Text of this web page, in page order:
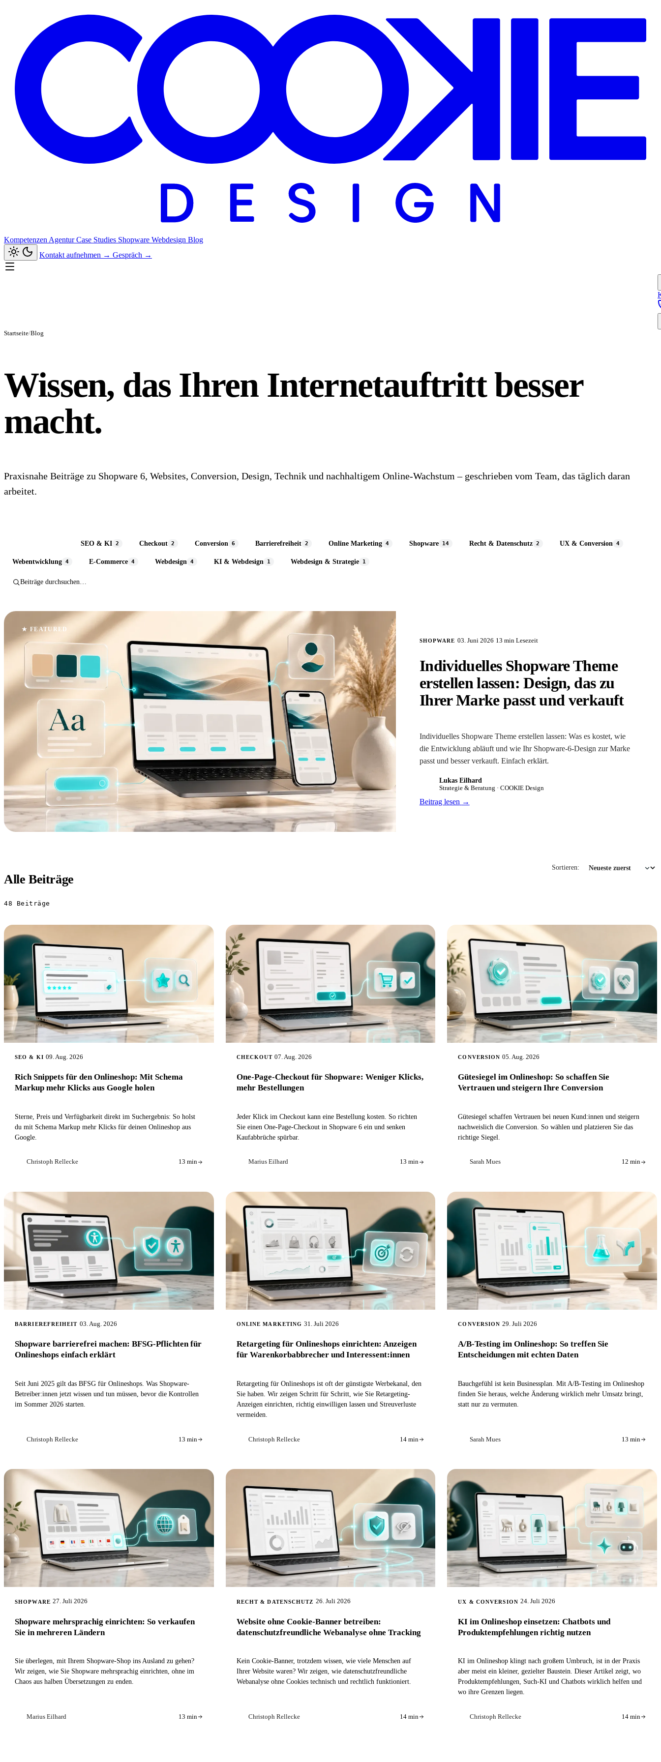
Kompetenzen AgenturCase Studies Shopware Webdesign Blog
Kontakt aufnehmen → Gespräch →
Startseite/Blog
Wissen, das Ihren Internetauftrittbesser
macht.
Praxisnahe Beiträge zu Shopware 6, Websites, Conversion, Design, Technik und nachhaltigem Online-Wachstum – geschrieben vom Team, das täglich daran
arbeitet.
SEO & KI 2 Checkout 2 Conversion 6 Barrierefreiheit 2 Online Marketing 4 Shopware 14 Recht & Datenschutz 2 UX & Conversion 4
Webentwicklung 4 E-Commerce 4 Webdesign 4 KI & Webdesign 1 Webdesign & Strategie 1
★ FEATURED
SHOPWARE 03. Juni 2026 13 min Lesezeit
Individuelles Shopware Theme
erstellen lassen: Design, das zu
Ihrer Marke passt und verkauft
Individuelles Shopware Theme erstellen lassen: Was es kostet, wie
die Entwicklung abläuft und wie Ihr Shopware-6-Design zur Marke
passt und besser verkauft. Einfach erklärt.
Lukas Eilhard
Strategie & Beratung · COOKIE Design
Beitrag lesen →
Alle Beiträge
48 Beiträge
Sortieren:
SEO & KI 09. Aug. 2026
Rich Snippets für den Onlineshop: Mit Schema
Markup mehr Klicks aus Google holen
Sterne, Preis und Verfügbarkeit direkt im Suchergebnis: So holst
du mit Schema Markup mehr Klicks für deinen Onlineshop aus
Google.
Christoph Rellecke 13 min
CHECKOUT 07. Aug. 2026
One-Page-Checkout für Shopware: Weniger Klicks,
mehr Bestellungen
Jeder Klick im Checkout kann eine Bestellung kosten. So richten
Sie einen One-Page-Checkout in Shopware 6 ein und senken
Kaufabbrüche spürbar.
Marius Eilhard 13 min
CONVERSION 05. Aug. 2026
Gütesiegel im Onlineshop: So schaffen Sie
Vertrauen und steigern Ihre Conversion
Gütesiegel schaffen Vertrauen bei neuen Kund:innen und steigern
nachweislich die Conversion. So wählen und platzieren Sie das
richtige Siegel.
Sarah Mues 12 min
BARRIEREFREIHEIT 03. Aug. 2026
Shopware barrierefrei machen: BFSG-Pflichten für
Onlineshops einfach erklärt
Seit Juni 2025 gilt das BFSG für Onlineshops. Was Shopware-
Betreiber:innen jetzt wissen und tun müssen, bevor die Kontrollen
im Sommer 2026 starten.
Christoph Rellecke 13 min
ONLINE MARKETING 31. Juli 2026
Retargeting für Onlineshops einrichten: Anzeigen
für Warenkorbabbrecher und Interessent:innen
Retargeting für Onlineshops ist oft der günstigste Werbekanal, den
Sie haben. Wir zeigen Schritt für Schritt, wie Sie Retargeting-
Anzeigen einrichten, richtig einwilligen lassen und Streuverluste
vermeiden.
Christoph Rellecke 14 min
CONVERSION 29. Juli 2026
A/B-Testing im Onlineshop: So treffen Sie
Entscheidungen mit echten Daten
Bauchgefühl ist kein Businessplan. Mit A/B-Testing im Onlineshop
finden Sie heraus, welche Änderung wirklich mehr Umsatz bringt,
statt nur zu vermuten.
Sarah Mues 13 min
SHOPWARE 27. Juli 2026
Shopware mehrsprachig einrichten: So verkaufen
Sie in mehreren Ländern
Sie überlegen, mit Ihrem Shopware-Shop ins Ausland zu gehen?
Wir zeigen, wie Sie Shopware mehrsprachig einrichten, ohne im
Chaos aus halben Übersetzungen zu enden.
Marius Eilhard 13 min
RECHT & DATENSCHUTZ 26. Juli 2026
Website ohne Cookie-Banner betreiben:
datenschutzfreundliche Webanalyse ohne Tracking
Kein Cookie-Banner, trotzdem wissen, wie viele Menschen auf
Ihrer Website waren? Wir zeigen, wie datenschutzfreundliche
Webanalyse ohne Cookies technisch und rechtlich funktioniert.
Christoph Rellecke 14 min
UX & CONVERSION 24. Juli 2026
KI im Onlineshop einsetzen: Chatbots und
Produktempfehlungen richtig nutzen
KI im Onlineshop klingt nach großem Umbruch, ist in der Praxis
aber meist ein kleiner, gezielter Baustein. Dieser Artikel zeigt, wo
Produktempfehlungen, Such-KI und Chatbots wirklich helfen und
wo ihre Grenzen liegen.
Christoph Rellecke 14 min